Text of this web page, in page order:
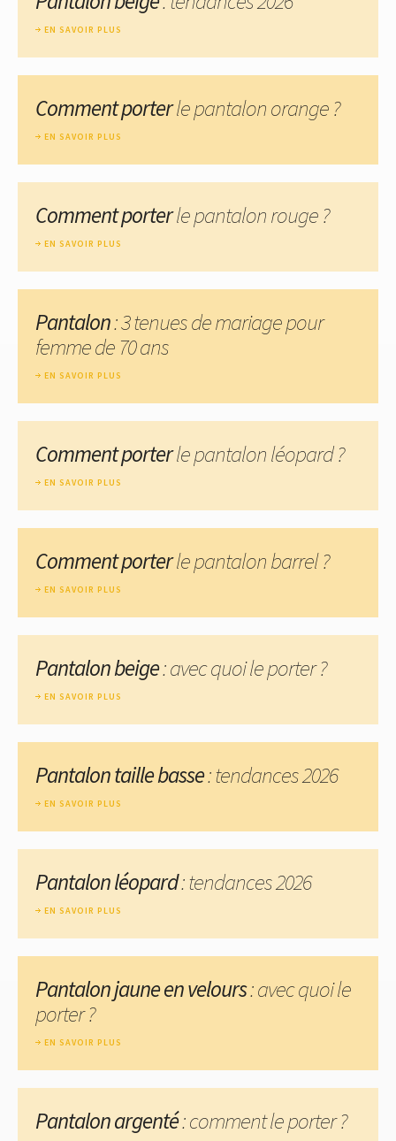
EN SAVOIR PLUS
Comment porterle pantalon orange ?
EN SAVOIR PLUS
Comment porterle pantalon rouge ?
EN SAVOIR PLUS
Pantalon: 3 tenues de mariage pour
femme de 70 ans
EN SAVOIR PLUS
Comment porterle pantalon léopard ?
EN SAVOIR PLUS
Comment porterle pantalon barrel ?
EN SAVOIR PLUS
Pantalon beige: avec quoi le porter ?
EN SAVOIR PLUS
Pantalon taille basse: tendances 2026
EN SAVOIR PLUS
Pantalon léopard: tendances 2026
EN SAVOIR PLUS
Pantalon jaune en velours: avec quoi le
porter ?
EN SAVOIR PLUS
Pantalon argenté: comment le porter ?